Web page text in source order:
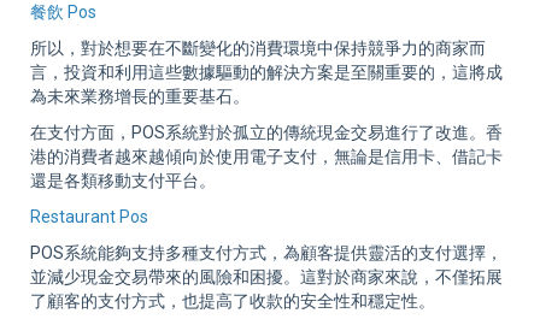
餐飲 Pos
所以，對於想要在不斷變化的消費環境中保持競爭力的商家而
言，投資和利用這些數據驅動的解決方案是至關重要的，這將成
為未來業務增長的重要基石。
在支付方面，POS系統對於孤立的傳統現金交易進行了改進。香
港的消費者越來越傾向於使用電子支付，無論是信用卡、借記卡
還是各類移動支付平台。
Restaurant Pos
POS系統能夠支持多種支付方式，為顧客提供靈活的支付選擇，
並減少現金交易帶來的風險和困擾。這對於商家來說，不僅拓展
了顧客的支付方式，也提高了收款的安全性和穩定性。